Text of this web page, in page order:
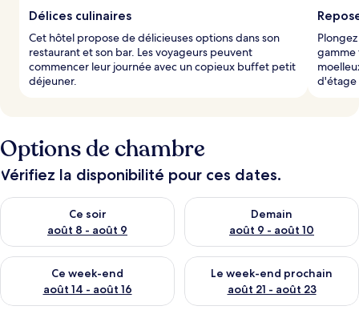
Délices culinaires
Cet hôtel propose de délicieuses options dans son
restaurant et son bar. Les voyageurs peuvent
commencer leur journée avec un copieux buffet petit
déjeuner.
gamme
d'étage
Options de chambre
Vérifiez la disponibilité pour ces dates.
Ce soir
août 8 - août 9
Vérifier la disponibilité pour ce soir août 8 - août 9
Demain
août 9 - août 10
Vérifier la disponibilité pour
Ce week-end
août 14 - août 16
Vérifier la disponibilité pour ce week-end août 14 - août 16
Le week-end prochain
août 21 - août 23
Vérifier la disponibilité pour